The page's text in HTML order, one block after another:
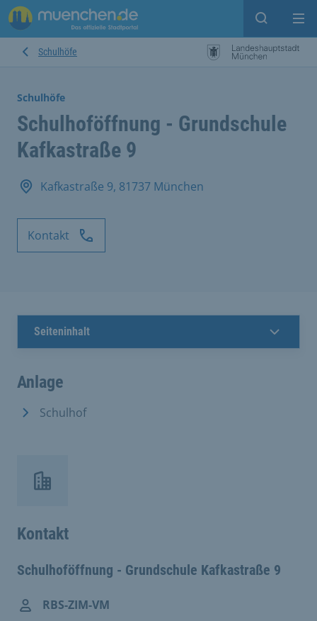
Suche
Schulhöfe
Schulhöfe
Schulhoföffnung - Grundschule
Kafkastraße 9
Kafkastraße 9, 81737 München
Kontakt
Seiteninhalt
Anlage
Schulhof
Kontakt
Schulhoföffnung - Grundschule Kafkastraße 9
RBS-ZIM-VM